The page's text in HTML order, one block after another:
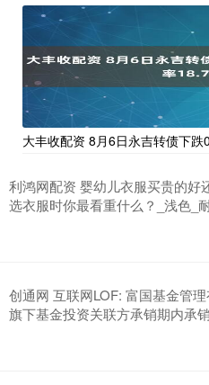
大丰收配资 8月6日永吉转债下
利鸿网配资 婴幼儿衣服买贵的好
选衣服时你最看重什么？_浅色_
创通网 互联网LOF: 富国基金管
旗下基金投资关联方承销期内承